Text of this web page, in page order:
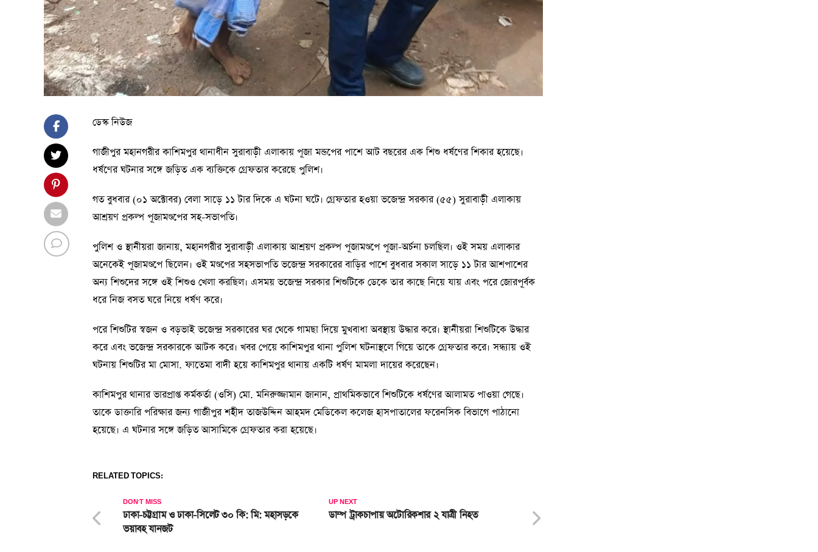
ডেস্ক নিউজ
গাজীপুর মহানগরীর কাশিমপুর থানাধীন সুরাবাড়ী এলাকায় পূজা মন্ডপের পাশে আট বছরের এক শিশু ধর্ষণের শিকার হয়েছে।
ধর্ষণের ঘটনার সঙ্গে জড়িত এক ব্যক্তিকে গ্রেফতার করেছে পুলিশ।
গত বুধবার (০১ অক্টোবর) বেলা সাড়ে ১১ টার দিকে এ ঘটনা ঘটে। গ্রেফতার হওয়া ভজেন্দ্র সরকার (৫৫) সুরাবাড়ী এলাকায়
আশ্রয়ণ প্রকল্প পূজামণ্ডপের সহ-সভাপতি।
পুলিশ ও স্থানীয়রা জানায়, মহানগরীর সুরাবাড়ী এলাকায় আশ্রয়ণ প্রকল্প পূজামণ্ডপে পূজা-অর্চনা চলছিল। ওই সময় এলাকার
অনেকেই পূজামণ্ডপে ছিলেন। ওই মণ্ডপের সহসভাপতি ভজেন্দ্র সরকারের বাড়ির পাশে বুধবার সকাল সাড়ে ১১ টার আশপাশের
অন্য শিশুদের সঙ্গে ওই শিশুও খেলা করছিল। এসময় ভজেন্দ্র সরকার শিশুটিকে ডেকে তার কাছে নিয়ে যায় এবং পরে জোরপূর্বক
ধরে নিজ বসত ঘরে নিয়ে ধর্ষণ করে।
পরে শিশুটির স্বজন ও বড়ভাই ভজেন্দ্র সরকারের ঘর থেকে গামছা দিয়ে মুখবাধা অবস্থায় উদ্ধার করে। স্থানীয়রা শিশুটিকে উদ্ধার
করে এবং ভজেন্দ্র সরকারকে আটক করে। খবর পেয়ে কাশিমপুর থানা পুলিশ ঘটনাস্থলে গিয়ে তাকে গ্রেফতার করে। সন্ধ্যায় ওই
ঘটনায় শিশুটির মা মোসা. ফাতেমা বাদী হয়ে কাশিমপুর থানায় একটি ধর্ষণ মামলা দায়ের করেছেন।
কাশিমপুর থানার ভারপ্রাপ্ত কর্মকর্তা (ওসি) মো. মনিরুজ্জামান জানান, প্রাথমিকভাবে শিশুটিকে ধর্ষণের আলামত পাওয়া গেছে।
তাকে ডাক্তারি পরিক্ষার জন্য গাজীপুর শহীদ তাজউদ্দিন আহমদ মেডিকেল কলেজ হাসপাতালের ফরেনসিক বিভাগে পাঠানো
হয়েছে। এ ঘটনার সঙ্গে জড়িত আসামিকে গ্রেফতার করা হয়েছে।
RELATED TOPICS:
UP NEXT
ডাম্প ট্রাকচাপায় অটোরিকশার ২ যাত্রী নিহত
DON'T MISS
ঢাকা-চট্টগ্রাম ও ঢাকা-সিলেট ৩০ কি: মি: মহাসড়কে
ভয়াবহ যানজট